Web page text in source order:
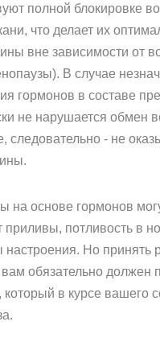
полной блокировке
что делает их
вне зависимости от
В случае
гормонов в составе
не нарушается обмен
следовательно - не
на основе гормонов
приливы, потливость в
настроения. Но принять
обязательно должен
который в курсе вашего